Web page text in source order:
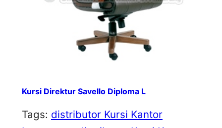
Kursi Direktur Savello Diploma L
Tags: distributor Kursi Kantor